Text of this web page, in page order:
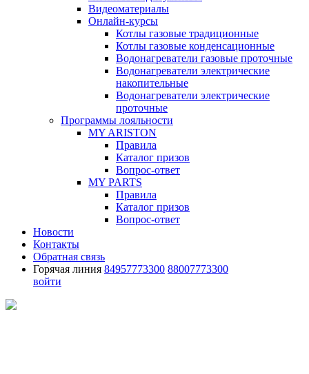
Видеоматериалы
Онлайн-курсы
Котлы газовые традиционные
Котлы газовые конденсационные
Водонагреватели газовые проточные
Водонагреватели электрические
накопительные
Водонагреватели электрические
проточные
Программы лояльности
MY ARISTON
Правила
Каталог призов
Вопрос-ответ
MY PARTS
Правила
Каталог призов
Вопрос-ответ
Новости
Контакты
Обратная связь
Горячая линия 84957773300 88007773300
войти